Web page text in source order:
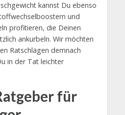
kannst Du ebenso
und
profitieren, die Deinen
ankurbeln. Wir möchten
Ratschlägen demnach
in der Tat leichter
für